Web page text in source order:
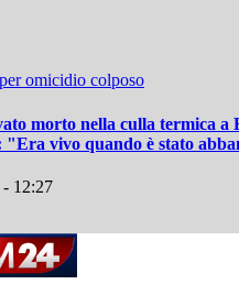
omicidio colposo
morto nella culla termica a
"Era vivo quando è stato
12:27